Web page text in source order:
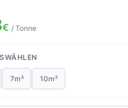
€ / Tonne
7m³ 10m³